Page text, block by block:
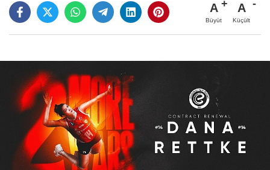
A
Büyüt
A
Küçült